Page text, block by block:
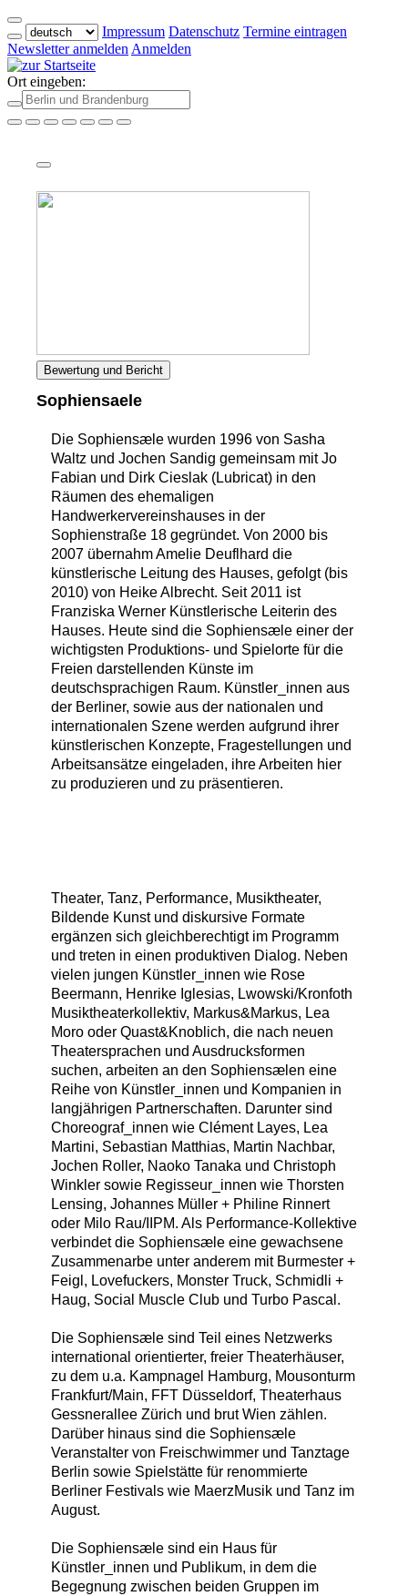
Impressum Datenschutz Termine eintragen
Newsletter anmelden Anmelden
Ort eingeben:
Bewertung und Bericht
Sophiensaele
Die Sophiensæle wurden 1996 von Sasha
Waltz und Jochen Sandig gemeinsam mit Jo
Fabian und Dirk Cieslak (Lubricat) in den
Räumen des ehemaligen
Handwerkervereinshauses in der
Sophienstraße 18 gegründet. Von 2000 bis
2007 übernahm Amelie Deuflhard die
künstlerische Leitung des Hauses, gefolgt (bis
2010) von Heike Albrecht. Seit 2011 ist
Franziska Werner Künstlerische Leiterin des
Hauses. Heute sind die Sophiensæle einer der
wichtigsten Produktions- und Spielorte für die
Freien darstellenden Künste im
deutschsprachigen Raum. Künstler_innen aus
der Berliner, sowie aus der nationalen und
internationalen Szene werden aufgrund ihrer
künstlerischen Konzepte, Fragestellungen und
Arbeitsansätze eingeladen, ihre Arbeiten hier
zu produzieren und zu präsentieren.
Theater, Tanz, Performance, Musiktheater,
Bildende Kunst und diskursive Formate
ergänzen sich gleichberechtigt im Programm
und treten in einen produktiven Dialog. Neben
vielen jungen Künstler_innen wie Rose
Beermann, Henrike Iglesias, Lwowski/Kronfoth
Musiktheaterkollektiv, Markus&Markus, Lea
Moro oder Quast&Knoblich, die nach neuen
Theatersprachen und Ausdrucksformen
suchen, arbeiten an den Sophiensælen eine
Reihe von Künstler_innen und Kompanien in
langjährigen Partnerschaften. Darunter sind
Choreograf_innen wie Clément Layes, Lea
Martini, Sebastian Matthias, Martin Nachbar,
Jochen Roller, Naoko Tanaka und Christoph
Winkler sowie Regisseur_innen wie Thorsten
Lensing, Johannes Müller + Philine Rinnert
oder Milo Rau/IIPM. Als Performance-Kollektive
verbindet die Sophiensæle eine gewachsene
Zusammenarbe unter anderem mit Burmester +
Feigl, Lovefuckers, Monster Truck, Schmidli +
Haug, Social Muscle Club und Turbo Pascal.
Die Sophiensæle sind Teil eines Netzwerks
international orientierter, freier Theaterhäuser,
zu dem u.a. Kampnagel Hamburg, Mousonturm
Frankfurt/Main, FFT Düsseldorf, Theaterhaus
Gessnerallee Zürich und brut Wien zählen.
Darüber hinaus sind die Sophiensæle
Veranstalter von Freischwimmer und Tanztage
Berlin sowie Spielstätte für renommierte
Berliner Festivals wie MaerzMusik und Tanz im
August.
Die Sophiensæle sind ein Haus für
Künstler_innen und Publikum, in dem die
Begegnung zwischen beiden Gruppen im